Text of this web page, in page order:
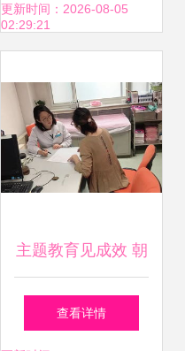
更新时间：2026-08-05
02:29:21
主题教育见成效 朝
阳区妇幼保健院服
查看详情